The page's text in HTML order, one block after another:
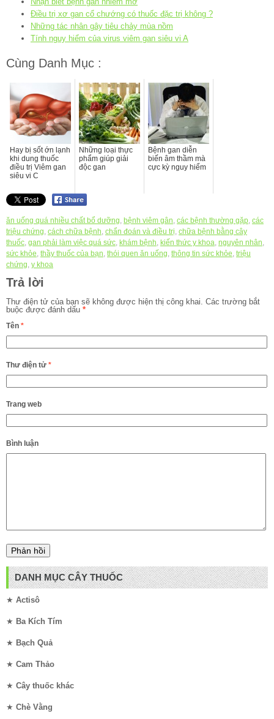
Điều trị xơ gan cổ chướng có thuốc đặc trị không ?
Những tác nhân gây tiêu chảy mùa nồm
Tính nguy hiểm của virus viêm gan siêu vi A
Cùng Danh Mục :
Hay bị sốt ớn lạnh
khi dung thuốc
điều trị Viêm gan
siêu vi C
Những loại thực
phẩm giúp giải
độc gan
Bệnh gan diễn
biến âm thầm mà
cực kỳ nguy hiểm
ăn uống quá nhiều chất bổ dưỡng, bệnh viêm gân, các bệnh thường gặp, các
triệu chứng, cách chữa bệnh, chẩn đoán và điều trị, chữa bệnh bằng cây
thuốc, gan phải làm việc quá sức, khám bệnh, kiến thức y khoa, nguyên nhân,
sức khỏe, thầy thuốc của bạn, thói quen ăn uống, thông tin sức khỏe, triệu
chứng, y khoa
Trả lời
Thư điện tử của bạn sẽ không được hiện thị công khai. Các trường bắt
buộc được đánh dấu *
Tên *
Thư điện tử *
Trang web
Bình luận
DANH MỤC CÂY THUỐC
★ Actisô
★ Ba Kích Tím
★ Bạch Quả
★ Cam Thảo
★ Cây thuốc khác
★ Chè Vằng